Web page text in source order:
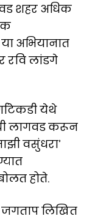
शहर अधिक
अभियानात
रवि लांडगे
येथे
लागवड करून
वसुंधरा’
होते.
जगताप लिखित